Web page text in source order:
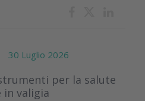
30 Luglio 2026
per la salute
valigia